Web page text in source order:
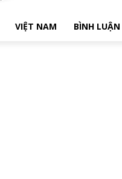
VIỆT NAM BÌNH LUẬN